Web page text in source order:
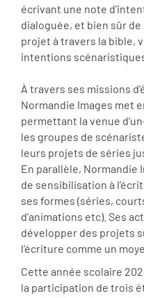
écrivant une note
dialoguée, et bien sûr
projet à travers la bible,
intentions
À travers ses missions
Normandie Images met
permettant la venue
les groupes de
leurs projets de séries
En parallèle, Normandie
de sensibilisation à
ses formes (séries,
d’animations etc). Ses
développer des projets
l’écriture comme un
Cette année scolaire
la participation de trois